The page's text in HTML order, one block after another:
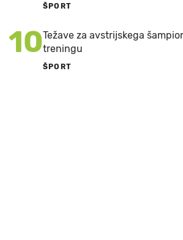
ŠPORT
10Težave za avstrijskega
treningu
ŠPORT